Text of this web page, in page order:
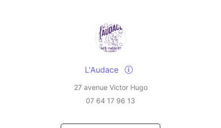
L'Audace
27 avenue Victor Hugo
07 64 17 96 13